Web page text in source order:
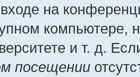
на
компьютере,
и т. д.
посещении